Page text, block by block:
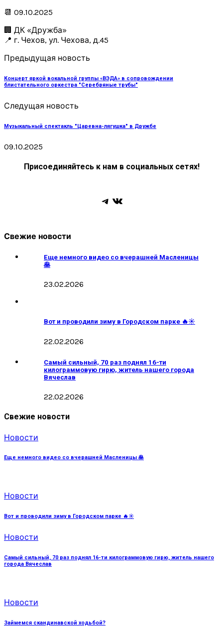
📆 09.10.2025
🏢 ДК «Дружба»
📍 г. Чехов, ул. Чехова, д.45
Предыдущая новость
Концерт яркой вокальной группы «ВЭДА» в сопровождении
блистательного оркестра "Серебряные трубы"
Следущая новость
Музыкальный спектакль "Царевна-лягушка" в Дружбе
09.10.2025
Присоединяйтесь к нам в социальных сетях!
Telegram
ВКонтакте
Свежие новости
Еще немного видео со вчерашней Масленицы
🥞
23.02.2026
Вот и проводили зиму в Городском парке 🔥☀️
22.02.2026
Самый сильный, 70 раз поднял 16-ти
килограммовую гирю, житель нашего города
Вячеслав
22.02.2026
Свежие новости
Новости
Еще немного видео со вчерашней Масленицы 🥞
Новости
Вот и проводили зиму в Городском парке 🔥☀️
Новости
Самый сильный, 70 раз поднял 16-ти килограммовую гирю, житель нашего
города Вячеслав
Новости
Займемся скандинавской ходьбой?